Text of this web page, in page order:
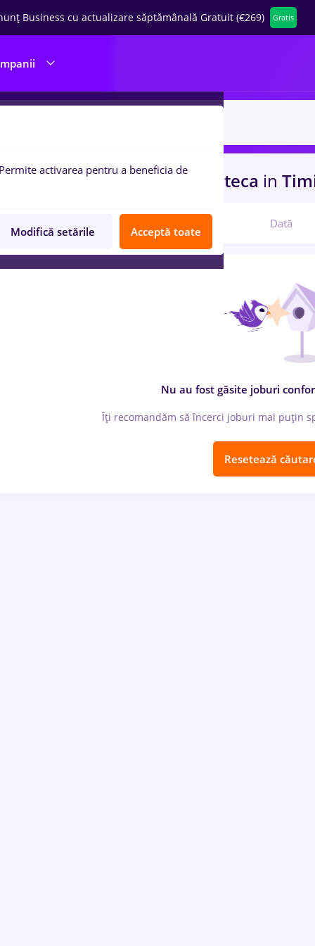
Business cu actualizare săptămânală Gratuit (€269) Gratis
de muncacu salarii biblioteca in
Dată
Nu au fost găsite joburi
Îți recomandăm să încerci joburi mai puțin
Resetează
activarea pentru a beneficia de
Modifică setările Acceptă toate